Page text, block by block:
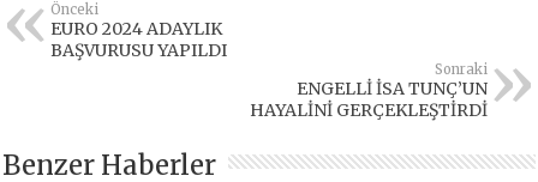
Önceki
EURO 2024 ADAYLIK
BAŞVURUSU YAPILDI
Sonraki
ENGELLİ İSA TUNÇ’UN
HAYALİNİ GERÇEKLEŞTİRDİ
Benzer Haberler